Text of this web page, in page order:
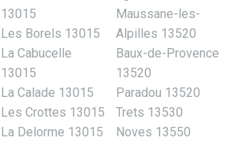
13015
Les Borels 13015
La Cabucelle
13015
La Calade 13015
Les Crottes 13015
La Delorme 13015
Maussane-les-
Alpilles 13520
Baux-de-Provence
13520
Paradou 13520
Trets 13530
Noves 13550